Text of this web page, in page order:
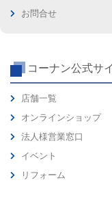
お問合せ
コーナン公式サ
店舗一覧
オンラインショップ
法人様営業窓口
イベント
リフォーム